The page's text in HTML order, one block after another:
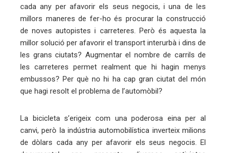
cada any per afavorir els seus negocis, i una de les
millors maneres de fer-ho és procurar la construcció
de noves autopistes i carreteres. Però és aquesta la
millor solució per afavorir el transport interurbà i dins de
les grans ciutats? Augmentar el nombre de carrils de
les carreteres permet realment que hi hagin menys
embussos? Per què no hi ha cap gran ciutat del món
que hagi resolt el problema de l’automòbil?
La bicicleta s’erigeix com una poderosa eina per al
canvi, però la indústria automobilística inverteix milions
de dòlars cada any per afavorir els seus negocis. El